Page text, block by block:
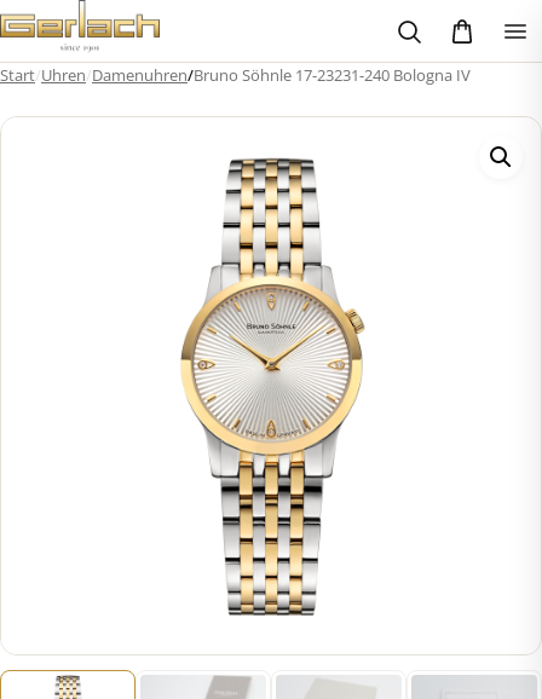
Zum
Inhalt
springen
Start/Uhren/Damenuhren/Bruno Söhnle 17-23231-240 Bologna IV